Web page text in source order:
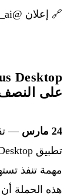
🔗 إعلان @Kling_ai على X
على النصف حتى
24 مارس
هذه الحملة